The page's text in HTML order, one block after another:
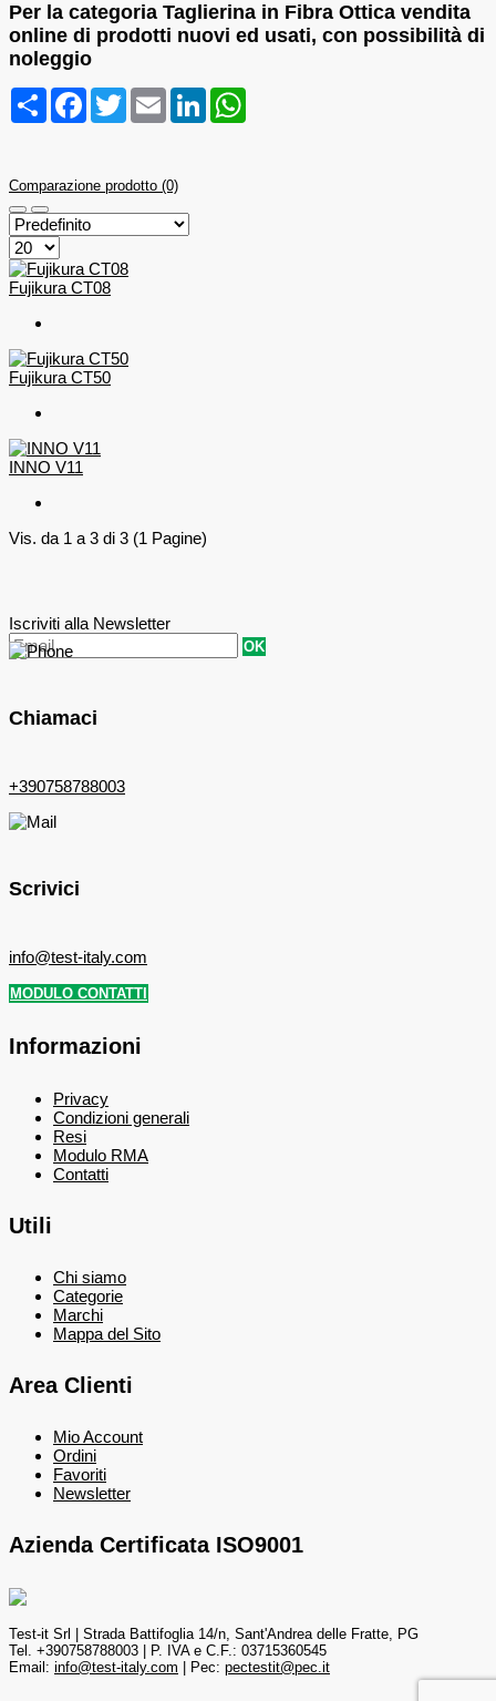
Per la categoria Taglierina in Fibra Ottica vendita
online di prodotti nuovi ed usati, con possibilità di
noleggio
CondividiFacebook
TwitterEmail LinkedIn
Comparazione prodotto (0)
Fujikura CT08
Fujikura CT50
INNO V11
Vis. da 1 a 3 di 3 (1 Pagine)
Iscriviti alla Newsletter
OK
Chiamaci
+390758788003
Scrivici
info@test-italy.com
MODULO CONTATTI
Informazioni
Privacy
Condizioni generali
Resi
Modulo RMA
Contatti
Utili
Chi siamo
Categorie
Marchi
Mappa del Sito
Area Clienti
Mio Account
Ordini
Favoriti
Newsletter
Azienda Certificata ISO9001
Test-it Srl | Strada Battifoglia 14/n, Sant'Andrea delle Fratte, PG
Tel. +390758788003 | P. IVA e C.F.: 03715360545
Email: info@test-italy.com | Pec: pectestit@pec.it